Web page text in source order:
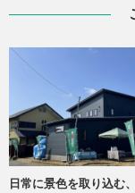
日常に景色を取り込む